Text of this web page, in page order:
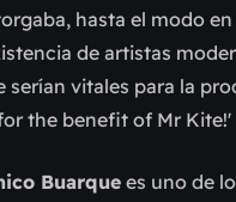
hasta el modo
de artistas
vitales para la
the benefit of Mr Kite!'
Buarque es uno de